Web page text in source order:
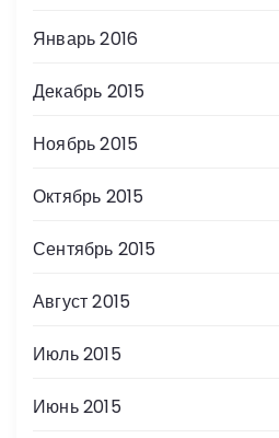
Январь 2016
Декабрь 2015
Ноябрь 2015
Октябрь 2015
Сентябрь 2015
Август 2015
Июль 2015
Июнь 2015